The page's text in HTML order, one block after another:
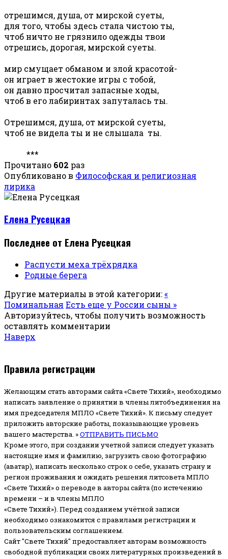
отрешимся, душа, от мирской суеты,
для того, чтобы здесь стала чистою ты,
чтоб ничто не грязнило одежды твои
отрешись, дорогая, мирской суеты.
мир смущает обманом и злой красотой-
он играет в жестокие игры с тобой,
он давно просчитал запасные ходы,
чтоб в его лабиринтах запуталась ты.
Отрешимся, душа, от мирской суеты,
чтоб не видела ты и не слышала ты.
***
Прочитано 602 раз
Опубликовано в Философская и религиозная
лирика
Елена Русецкая
Последнее от Елена Русецкая
Распусти меха трёхрядка
Родные берега
Другие материалы в этой категории:«
Поминальная Есть еще у России сыны »
Авторизуйтесь, чтобы получить возможность
оставлять комментарии
Наверх
Правила регистрации
Желающим стать авторами сайта «Свете Тихий», необходимо
написать заявление о принятии в члены литобъединения на
имя председателя МПЛО «Свете Тихий». К письму следует
приложить авторские работы, показывающие уровень
вашего мастерства. »ОТПРАВИТЬ ПИСЬМО
Кроме этого, при создании учетной записи следует указать
настоящие имя и фамилию, загрузить свою фотографию
(аватар), написать несколько строк о себе, указать страну и
регион проживания и ожидать решения литсовета МПЛО
«Свете Тихий» о переводе в авторы сайта (по истечению
времени – и в члены МПЛО
«Свете Тихий»). Перед созданием учётной записи
необходимо ознакомится с правилами регистрации и
пользовательским соглашением.
Сайт "Свете Тихий" предоставляет авторам возможность
свободной публикации своих литературных произведений в